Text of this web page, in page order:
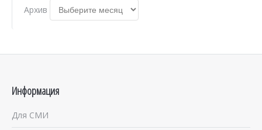
Архив
Информация
Для СМИ